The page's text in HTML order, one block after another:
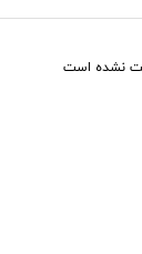
نشده است